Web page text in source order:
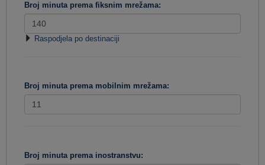
Broj minuta prema fiksnim mrežama:
Raspodjela po destinaciji
Broj minuta prema mobilnim mrežama:
Broj minuta prema inostranstvu: